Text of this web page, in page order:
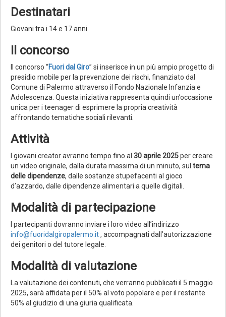
Destinatari
Giovani tra i 14 e 17 anni.
Il concorso
Il concorso “Fuori dal Giro” si inserisce in un più ampio progetto di
presidio mobile per la prevenzione dei rischi, finanziato dal
Comune di Palermo attraverso il Fondo Nazionale Infanzia e
Adolescenza. Questa iniziativa rappresenta quindi un’occasione
unica per i teenager di esprimere la propria creatività
affrontando tematiche sociali rilevanti.
Attività
I giovani creator avranno tempo fino al 30 aprile 2025per creare
un video originale, dalla durata massima di un minuto, sul tema
delle dipendenze, dalle sostanze stupefacenti al gioco
d’azzardo, dalle dipendenze alimentari a quelle digitali.
Modalità di partecipazione
I partecipanti dovranno inviare i loro video all’indirizzo
info@fuoridalgiropalermo.it, accompagnati dall’autorizzazione
dei genitori o del tutore legale.
Modalità di valutazione
La valutazione dei contenuti, che verranno pubblicati il 5 maggio
2025, sarà affidata per il 50% al voto popolare e per il restante
50% al giudizio di una giuria qualificata.